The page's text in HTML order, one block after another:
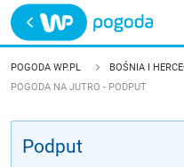
Trwa ładowanie
POLSKA
POGODA WP.PL
BOŚNIA I
POGODA NA JUTRO - PODPUT